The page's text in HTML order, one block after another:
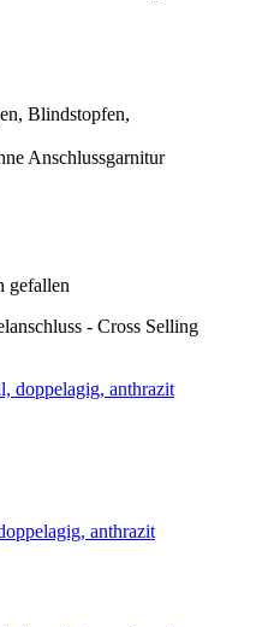
Blindstopfen,
Anschlussgarnitur
gefallen
- Cross Selling
anthrazit